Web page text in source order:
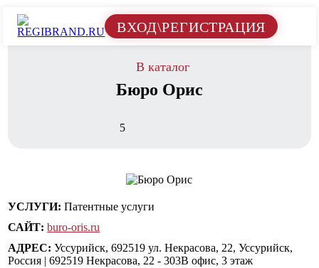
ВХОД\РЕГИСТРАЦИЯ
В каталог
Бюро Орис
5
УСЛУГИ: Патентные услуги
САЙТ: buro-oris.ru
АДРЕС: Уссурийск, 692519 ул. Некрасова, 22, Уссурийск,
Россия | 692519 Некрасова, 22 - 303В офис, 3 этаж